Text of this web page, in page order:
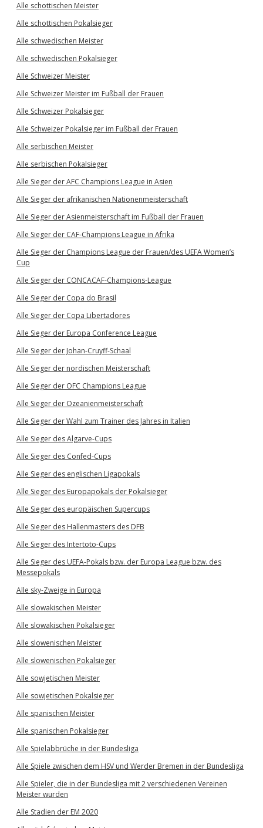
Alle schottischen Meister
Alle schottischen Pokalsieger
Alle schwedischen Meister
Alle schwedischen Pokalsieger
Alle Schweizer Meister
Alle Schweizer Meister im Fußball der Frauen
Alle Schweizer Pokalsieger
Alle Schweizer Pokalsieger im Fußball der Frauen
Alle serbischen Meister
Alle serbischen Pokalsieger
Alle Sieger der AFC Champions League in Asien
Alle Sieger der afrikanischen Nationenmeisterschaft
Alle Sieger der Asienmeisterschaft im Fußball der Frauen
Alle Sieger der CAF-Champions League in Afrika
Alle Sieger der Champions League der Frauen/des UEFA Women’s
Cup
Alle Sieger der CONCACAF-Champions-League
Alle Sieger der Copa do Brasil
Alle Sieger der Copa Libertadores
Alle Sieger der Europa Conference League
Alle Sieger der Johan-Cruyff-Schaal
Alle Sieger der nordischen Meisterschaft
Alle Sieger der OFC Champions League
Alle Sieger der Ozeanienmeisterschaft
Alle Sieger der Wahl zum Trainer des Jahres in Italien
Alle Sieger des Algarve-Cups
Alle Sieger des Confed-Cups
Alle Sieger des englischen Ligapokals
Alle Sieger des Europapokals der Pokalsieger
Alle Sieger des europäischen Supercups
Alle Sieger des Hallenmasters des DFB
Alle Sieger des Intertoto-Cups
Alle Sieger des UEFA-Pokals bzw. der Europa League bzw. des
Messepokals
Alle sky-Zweige in Europa
Alle slowakischen Meister
Alle slowakischen Pokalsieger
Alle slowenischen Meister
Alle slowenischen Pokalsieger
Alle sowjetischen Meister
Alle sowjetischen Pokalsieger
Alle spanischen Meister
Alle spanischen Pokalsieger
Alle Spielabbrüche in der Bundesliga
Alle Spiele zwischen dem HSV und Werder Bremen in der Bundesliga
Alle Spieler, die in der Bundesliga mit 2 verschiedenen Vereinen
Meister wurden
Alle Stadien der EM 2020